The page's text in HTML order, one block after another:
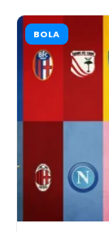
BOLA